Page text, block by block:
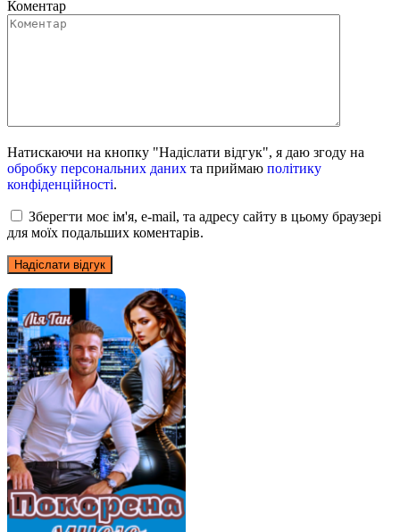
Коментар
Натискаючи на кнопку "Надіслати відгук", я даю згоду на
обробку персональних даних та приймаю політику
конфіденційності.
Зберегти моє ім'я, e-mail, та адресу сайту в цьому браузері
для моїх подальших коментарів.